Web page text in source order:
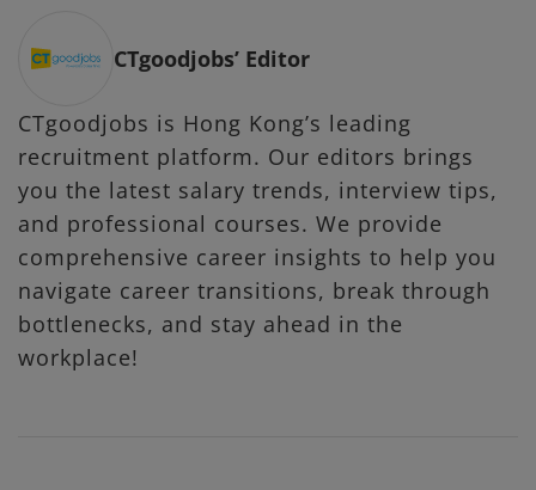
CTgoodjobs’ Editor
CTgoodjobs is Hong Kong’s leading
recruitment platform. Our editors brings
you the latest salary trends, interview tips,
and professional courses. We provide
comprehensive career insights to help you
navigate career transitions, break through
bottlenecks, and stay ahead in the
workplace!